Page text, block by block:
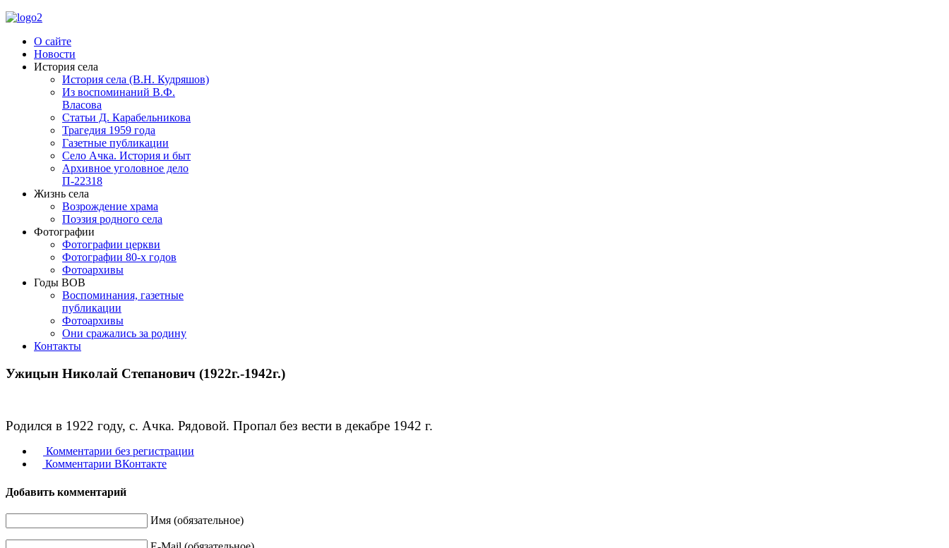
О сайте
Новости
История села
История села (В.Н. Кудряшов)
Из воспоминаний В.Ф.
Власова
Статьи Д. Карабельникова
Трагедия 1959 года
Газетные публикации
Село Ачка. История и быт
Архивное уголовное дело
П-22318
Жизнь села
Возрождение храма
Поэзия родного села
Фотографии
Фотографии церкви
Фотографии 80-х годов
Фотоархивы
Годы ВОВ
Воспоминания, газетные
публикации
Фотоархивы
Они сражались за родину
Контакты
Ужицын Николай Степанович (1922г.-1942г.)
Родился в 1922 году, с. Ачка. Рядовой. Пропал без вести в декабре 1942 г.
Комментарии без регистрации
Комментарии ВКонтакте
Добавить комментарий
Имя (обязательное)